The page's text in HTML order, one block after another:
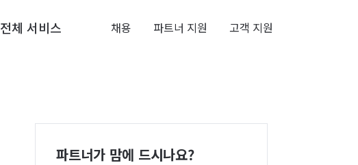
전체 서비스 채용 파트너 지원 고객 지원
파트너가 맘에 드시나요?